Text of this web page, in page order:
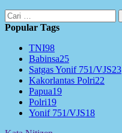
Cari
untuk:
Popular Tags
TNI98
Babinsa25
Satgas Yonif 751/VJS23
Kakorlantas Polri22
Papua19
Polri19
Yonif 751/VJS18